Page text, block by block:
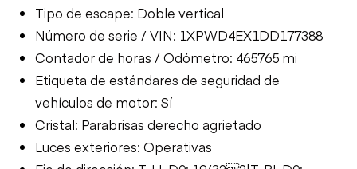
Tipo de escape: Doble vertical
Número de serie / VIN: 1XPWD4EX1DD177388
Contador de horas / Odómetro: 465765 mi
Etiqueta de estándares de seguridad de
vehículos de motor: Sí
Cristal: Parabrisas derecho agrietado
Luces exteriores: Operativas